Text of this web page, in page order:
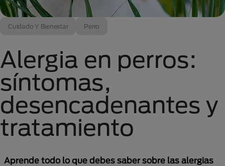
Cuidado Y Bienestar Perro
Alergia en perros:
síntomas,
desencadenantes y
tratamiento
Aprende todo lo que debes saber sobre las alergias